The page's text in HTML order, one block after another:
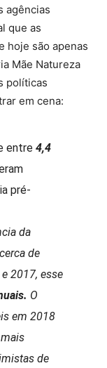
agências
que as
hoje são apenas
Mãe Natureza
políticas
em cena:
entre4,4
pré-
da
de
2017, esse
O
em 2018
de